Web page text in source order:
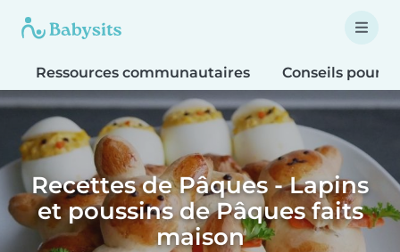
Ressources communautaires Conseils pour
Recettes de Pâques - Lapins
et poussins de Pâques faits
maison